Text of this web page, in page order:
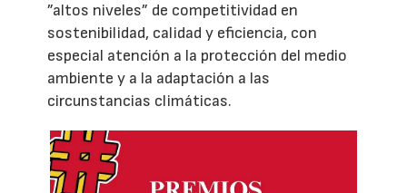
”altos niveles” de competitividad en
sostenibilidad, calidad y eficiencia, con
especial atención a la protección del medio
ambiente y a la adaptación a las
circunstancias climáticas.